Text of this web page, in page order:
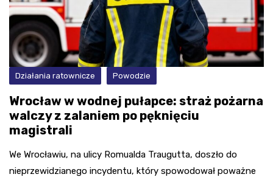
Działania ratownicze Powodzie
Wrocław w wodnej pułapce: straż pożarna
walczy z zalaniem po pęknięciu
magistrali
We Wrocławiu, na ulicy Romualda Traugutta, doszło do
nieprzewidzianego incydentu, który spowodował poważne